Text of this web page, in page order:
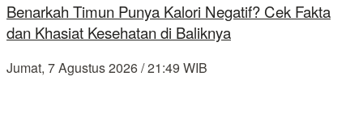
Benarkah Timun Punya Kalori Negatif? Cek Fakta
dan Khasiat Kesehatan di Baliknya
Jumat, 7 Agustus 2026 / 21:49 WIB